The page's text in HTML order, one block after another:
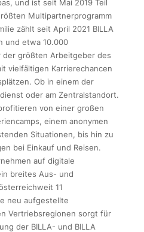
und ist seit Mai 2019 Teil
Multipartnerprogramm
zählt seit April 2021 BILLA
und etwa 10.000
größten Arbeitgeber des
vielfältigen Karrierechancen
Ob in einem der
oder am Zentralstandort.
von einer großen
einem anonymen
Situationen, bis hin zu
bei Einkauf und Reisen.
auf digitale
breites Aus- und
11
neu aufgestellte
Vertriebsregionen sorgt für
der BILLA- und BILLA